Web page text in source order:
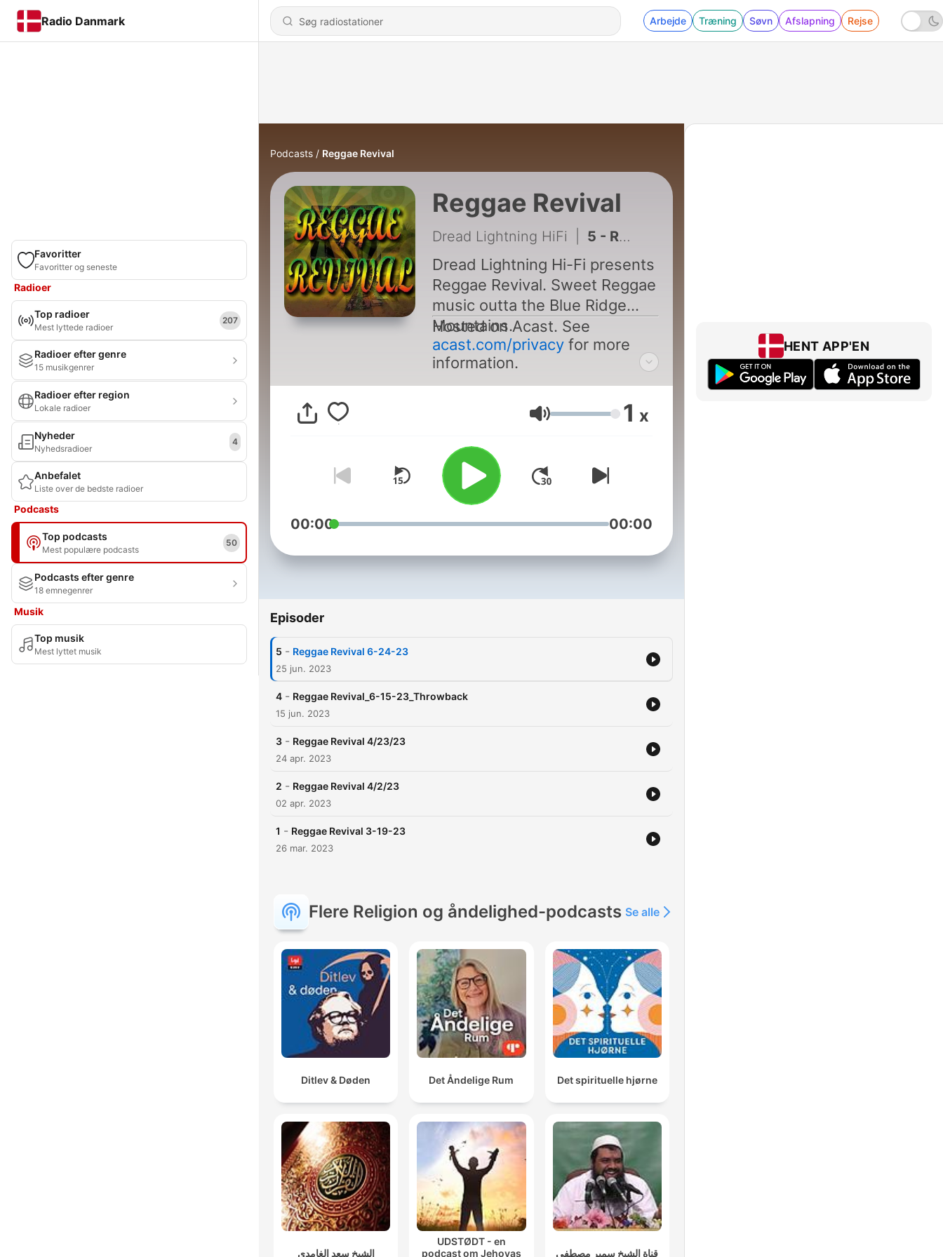
Radio Danmark Arbejde Træning Søvn Afslapning Rejse
Favoritter
Favoritter og seneste
Radioer
Top radioer
Mest lyttede radioer
207
Radioer efter genre
15 musikgenrer
Radioer efter region
Lokale radioer
Nyheder
Nyhedsradioer
4
Anbefalet
Liste over de bedste radioer
Podcasts
Top podcasts
Mest populære podcasts
50
Podcasts efter genre
18 emnegenrer
Musik
Top musik
Mest lyttet musik
Podcasts Reggae Revival
Reggae Revival
Dread Lightning HiFi 5 - Reggae Revival 6-24-23
Dread Lightning Hi-Fi presents
Reggae Revival. Sweet Reggae
music outta the Blue Ridge
Mountains.
Hosted on Acast. See
acast.com/privacyfor more
information.
Lydstyrke 1 x
00:00 00:00
Episoder
5 - Reggae Revival 6-24-23
25 jun. 2023
4 - Reggae Revival_6-15-23_Throwback
15 jun. 2023
3 - Reggae Revival 4/23/23
24 apr. 2023
2 - Reggae Revival 4/2/23
02 apr. 2023
1 - Reggae Revival 3-19-23
26 mar. 2023
Flere Religion og åndelighed-podcasts Se alle
Ditlev & Døden Det Åndelige Rum Det spirituelle hjørne
الشيخ سعد الغامدي
UDSTØDT - en
podcast om Jehovas
قناة الشيخ سمير مصطفي
HENT APP'EN